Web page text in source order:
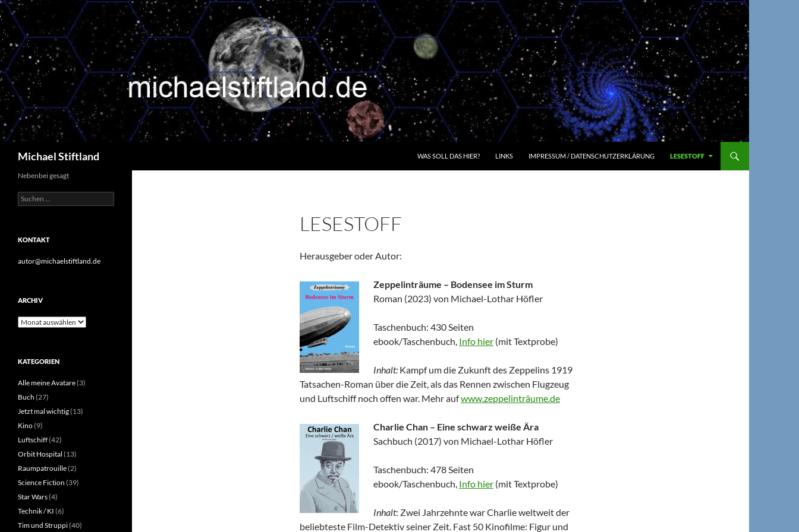
Zum
Inhalt
springen
Michael Stiftland WAS SOLL DAS HIER? LINKS IMPRESSUM / DATENSCHUTZERKLÄRUNG LESESTOFF
LESESTOFF
Herausgeber oder Autor:
Zeppelinträume – Bodensee im Sturm
Roman (2023) von Michael-Lothar Höfler
Taschenbuch: 430 Seiten
ebook/Taschenbuch, Info hier (mit Textprobe)
Inhalt: Kampf um die Zukunft des Zeppelins 1919
Tatsachen-Roman über die Zeit, als das Rennen zwischen Flugzeug
und Luftschiff noch offen war. Mehr aufwww.zeppelinträume.de
Charlie Chan – Eine schwarz weiße Ära
Sachbuch (2017) von Michael-Lothar Höfler
Taschenbuch: 478 Seiten
ebook/Taschenbuch, Info hier (mit Textprobe)
Inhalt: Zwei Jahrzehnte war Charlie weltweit der
beliebteste Film-Detektiv seiner Zeit. Fast 50 Kinofilme: Figur und
Nebenbei gesagt
Suchen
nach:
KONTAKT
autor@michaelstiftland.de
ARCHIV
Archiv
KATEGORIEN
Alle meine Avatare(3)
Buch (27)
Jetzt mal wichtig(13)
Kino(9)
Luftschiff(42)
Orbit Hospital (13)
Raumpatrouille(2)
Science Fiction (39)
Star Wars(4)
Technik / KI (6)
Tim und Struppi(40)